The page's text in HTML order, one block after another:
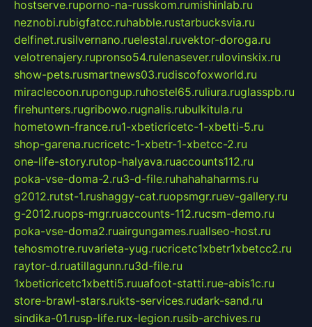
hostserve.ruporno-na-russkom.rumishinlab.ru
neznobi.rubigfatcc.ruhabble.rustarbucksvia.ru
delfinet.rusilvernano.ruelestal.ruvektor-doroga.ru
velotrenajery.rupronso54.rulenasever.rulovinskix.ru
show-pets.rusmartnews03.rudiscofoxworld.ru
miraclecoon.rupongup.ruhostel65.ruliura.ruglasspb.ru
firehunters.rugribowo.rugnalis.rubulkitula.ru
hometown-france.ru1-xbeticricetc-1-xbetti-5.ru
shop-garena.rucricetc-1-xbetr-1-xbetcc-2.ru
one-life-story.rutop-halyava.ruaccounts112.ru
poka-vse-doma-2.ru3-d-file.ruhahahaharms.ru
g2012.rutst-1.rushaggy-cat.ruopsmgr.ruev-gallery.ru
g-2012.ruops-mgr.ruaccounts-112.rucsm-demo.ru
poka-vse-doma2.ruairgungames.ruallseo-host.ru
tehosmotre.ruvarieta-yug.rucricetc1xbetr1xbetcc2.ru
raytor-d.ruatillagunn.ru3d-file.ru
1xbeticricetc1xbetti5.ruuafoot-statti.rue-abis1c.ru
store-brawl-stars.rukts-services.rudark-sand.ru
sindika-01.rusp-life.rux-legion.rusib-archives.ru